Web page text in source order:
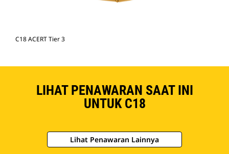
C18 ACERT Tier 3
LIHAT PENAWARAN SAAT INI
UNTUK C18
Lihat Penawaran Lainnya